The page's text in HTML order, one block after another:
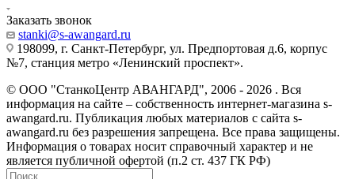
Заказать звонок
stanki@s-awangard.ru
198099, г. Санкт-Петербург, ул. Предпортовая д.6, корпус
№7, станция метро «Ленинский проспект».
© ООО "СтанкоЦентр АВАНГАРД", 2006 - 2026 . Вся
информация на сайте – собственность интернет-магазина s-
awangard.ru. Публикация любых материалов с сайта s-
awangard.ru без разрешения запрещена. Все права защищены.
Информация о товарах носит справочный характер и не
является публичной офертой (п.2 ст. 437 ГК РФ)